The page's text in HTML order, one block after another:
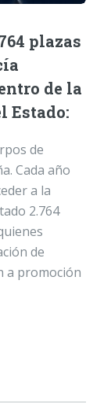
plazas
de la
Estado:
de
Cada año
a la
2.764
de
a promoción